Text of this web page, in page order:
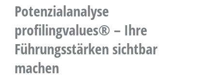
Potenzialanalyse
profilingvalues® – Ihre
Führungsstärken sichtbar
machen